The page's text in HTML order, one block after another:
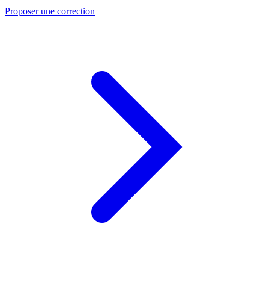
Proposer une correction